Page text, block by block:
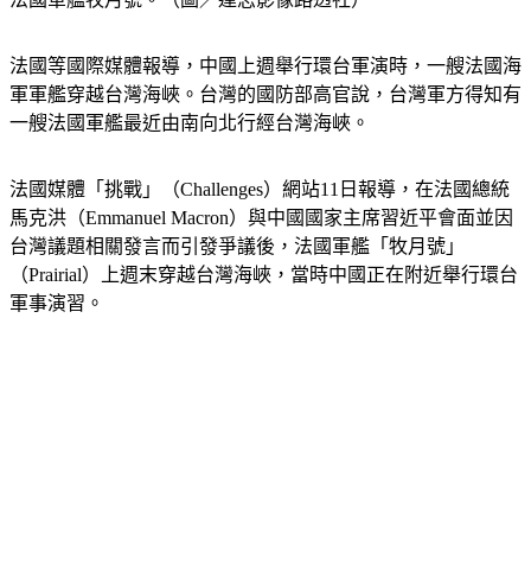
法國等國際媒體報導，中國上週舉行環台軍演時，一艘法國海
軍軍艦穿越台灣海峽。台灣的國防部高官說，台灣軍方得知有
法國媒體「挑戰」（Challenges）網站11日報導，在法國總統
馬克洪（Emmanuel Macron）與中國國家主席習近平會面並因
台灣議題相關發言而引發爭議後，法國軍艦「牧月號」
（Prairial）上週末穿越台灣海峽，當時中國正在附近舉行環台